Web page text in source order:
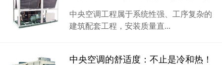
中央空调工程属于系统性强、工序复杂的
建筑配套工程，安装质量直...
中央空调的舒适度：不止是冷和热！